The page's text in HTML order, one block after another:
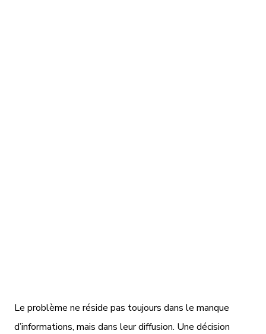
Le problème ne réside pas toujours dans le manque
d’informations, mais dans leur diffusion. Une décision